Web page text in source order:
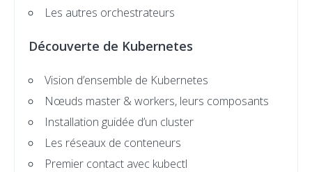
Les autres orchestrateurs
Découverte de Kubernetes
Vision d’ensemble de Kubernetes
Nœuds master & workers, leurs composants
Installation guidée d’un cluster
Les réseaux de conteneurs
Premier contact avec kubectl